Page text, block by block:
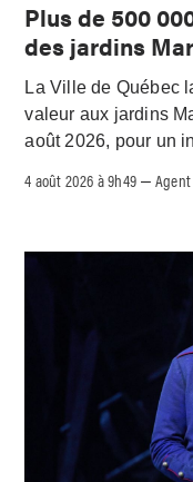
Plus de 500
des jardins
La Ville de Québec
valeur aux jardins
août 2026, pour un
4 août 2026 à 9h49 –